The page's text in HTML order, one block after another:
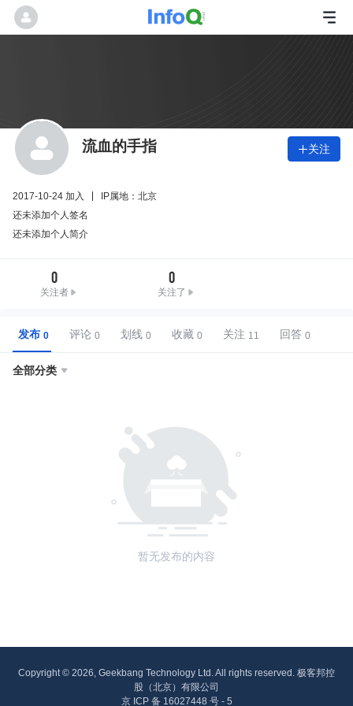
流血的手指 关注
2017-10-24 加入
IP属地：北京
还未添加个人签名
还未添加个人简介
0
关注者
0
关注了
发布 评论 划线 收藏 关注 回答
全部分类 
暂无发布的内容
Copyright © 2026, Geekbang Technology Ltd. All rights reserved. 极客邦控
股（北京）有限公司
京 ICP 备 16027448 号 - 5